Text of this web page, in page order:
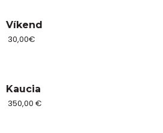
Víkend
30,00€
Kaucia
350,00 €